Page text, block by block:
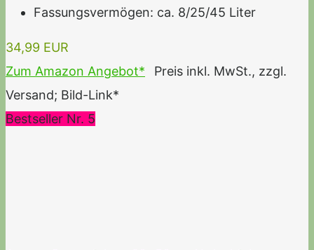
Fassungsvermögen: ca. 8/25/45 Liter
34,99 EUR
Zum Amazon Angebot*
Preis inkl. MwSt., zzgl.
Versand; Bild-Link*
Bestseller Nr. 5